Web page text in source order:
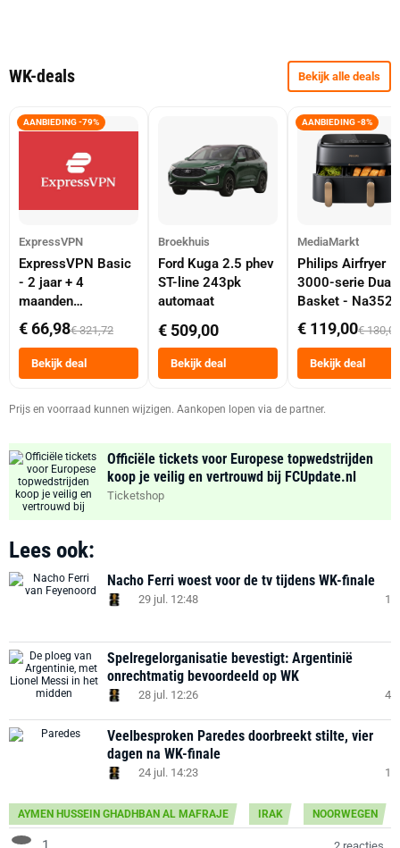
WK-deals Bekijk alle deals
AANBIEDING -79%
ExpressVPN
ExpressVPN Basic
- 2 jaar + 4
maanden
abonnement
€ 66,98€ 321,72
Bekijk deal
Broekhuis
Ford Kuga 2.5 phev
ST-line 243pk
automaat
€ 509,00
Bekijk deal
AANBIEDING -8%
MediaMarkt
Philips Airfryer
3000-serie Dual
Basket -
Dubbele Mand 9
Tot 6 Personen
Heteluchtfriteuse
Zwart
€ 119,00€ 130,00
Bekijk deal
Prijs en voorraad kunnen wijzigen. Aankopen lopen via de partner.
Officiële tickets voor Europese topwedstrijden
koop je veilig en vertrouwd bij FCUpdate.nl
Ticketshop
Lees ook:
Nacho Ferri woest voor de tv tijdens WK-finale
29 jul. 12:48 1
Spelregelorganisatie bevestigt: Argentinië
onrechtmatig bevoordeeld op WK
28 jul. 12:26 4
Veelbesproken Paredes doorbreekt stilte, vier
dagen na WK-finale
24 jul. 14:23 1
AYMEN HUSSEIN GHADHBAN AL MAFRAJE IRAK NOORWEGEN